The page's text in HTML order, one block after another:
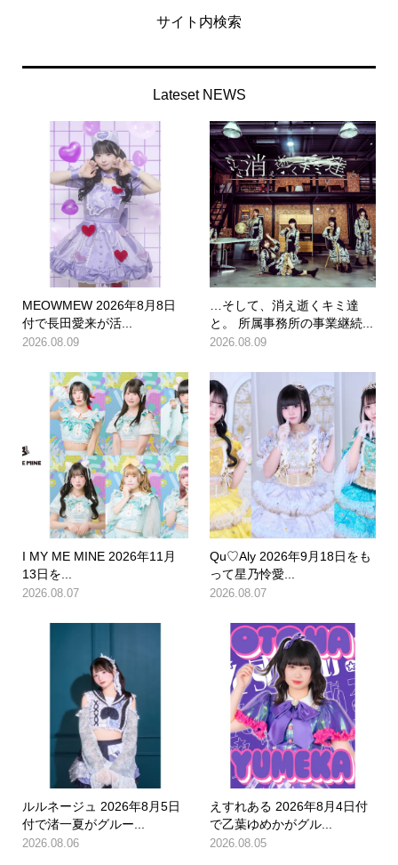
サイト内検索
Lateset NEWS
MEOWMEW 2026年8月8日
付で長田愛来が活...
2026.08.09
…そして、消え逝くキミ達
と。 所属事務所の事業継続...
2026.08.09
I MY ME MINE 2026年11月
13日を...
2026.08.07
Qu♡Aly 2026年9月18日をも
って星乃怜愛...
2026.08.07
ルルネージュ 2026年8月5日
付で渚一夏がグルー...
2026.08.06
えすれある 2026年8月4日付
で乙葉ゆめかがグル...
2026.08.05